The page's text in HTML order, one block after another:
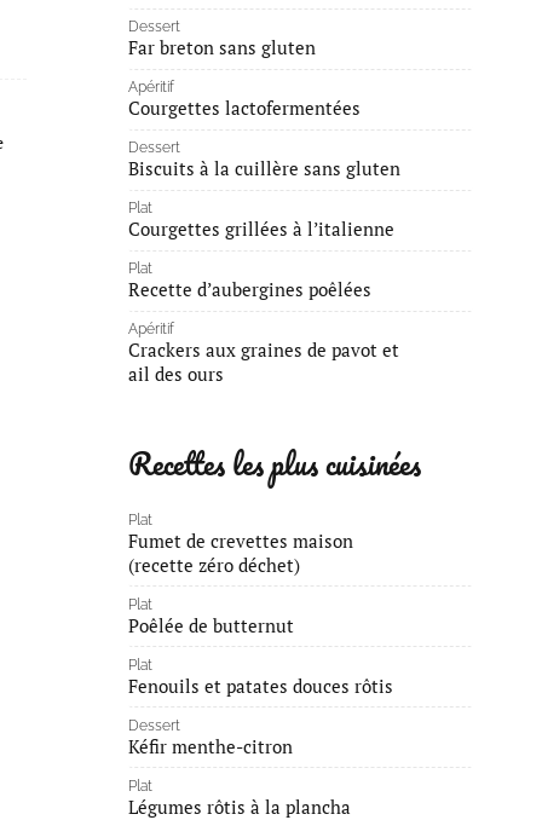
Dessert
Far breton sans gluten
Apéritif
Courgettes lactofermentées
Dessert
Biscuits à la cuillère sans gluten
Plat
Courgettes grillées à l’italienne
Plat
Recette d’aubergines poêlées
Apéritif
Crackers aux graines de pavot et
ail des ours
Recettes les plus cuisinées
Plat
Fumet de crevettes maison
(recette zéro déchet)
Plat
Poêlée de butternut
Plat
Fenouils et patates douces rôtis
Dessert
Kéfir menthe-citron
Plat
Légumes rôtis à la plancha